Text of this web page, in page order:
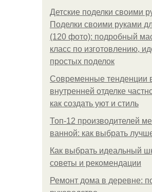
Детские поделки своими
Поделки своими руками
(120 фото): подробный
класс по изготовлению,
простых поделок
Современные тенденции
внутренней отделке
как создать уют и стиль
Топ-12 производителей
ванной: как выбрать
Как выбрать идеальный
советы и рекомендации
Ремонт дома в деревне: